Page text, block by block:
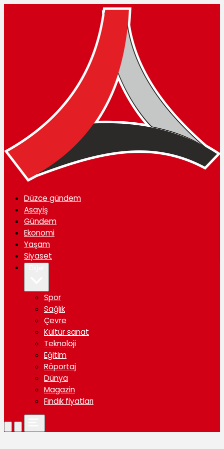
Düzce gündem
Asayiş
Gündem
Ekonomi
Yaşam
Siyaset
Spor
Sağlık
Çevre
Kültür sanat
Teknoloji
Eğitim
Röportaj
Dünya
Magazin
Fındık fiyatları